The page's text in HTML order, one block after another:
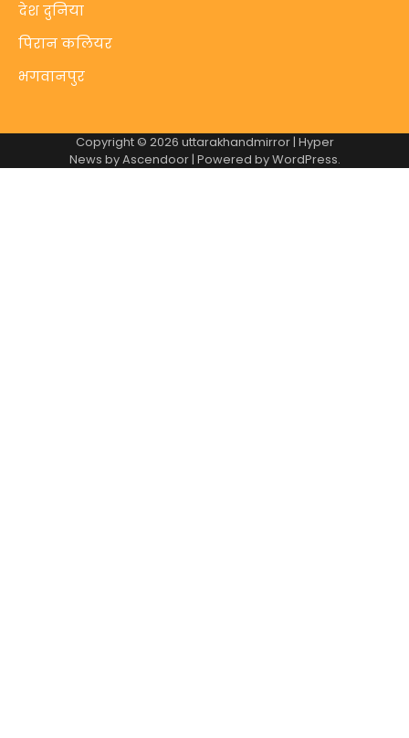
देश दुनिया
पिरान कलियर
भगवानपुर
Copyright © 2026 uttarakhandmirror| Hyper
News byAscendoor| Powered byWordPress.